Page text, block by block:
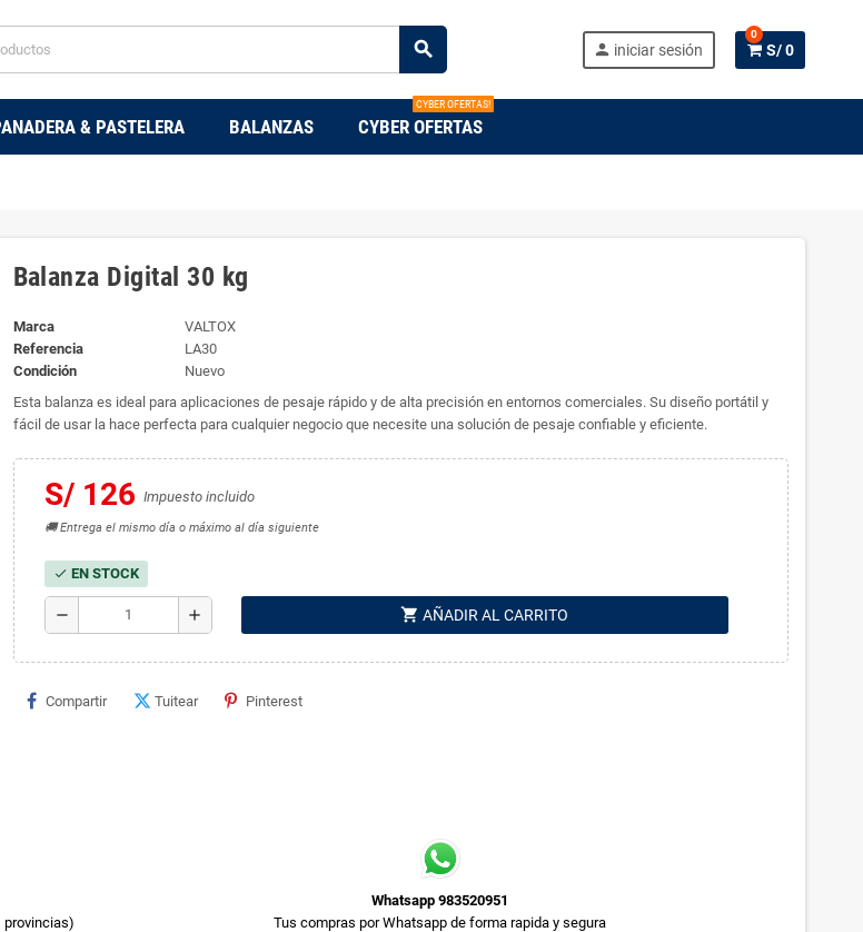
search person iniciar sesión
0
S/ 0
& PASTELERA BALANZAS CYBER OFERTAS
CYBER OFERTAS!
Balanza Digital 30 kg
Marca
VALTOX
Referencia
LA30
Condición
Nuevo
Esta balanza es ideal para aplicaciones de pesaje rápido y de alta precisión en entornos comerciales. Su diseño portátil y
fácil de usar la hace perfecta para cualquier negocio que necesite una solución de pesaje confiable y eficiente.
S/ 126Impuesto incluido
🚚 Entrega el mismo día o máximo al día siguiente
check EN STOCK
remove add shopping_cart AÑADIR AL CARRITO
Compartir Tuitear Pinterest
provincias)
Whatsapp 983520951
Tus compras por Whatsapp de forma rapida y segura